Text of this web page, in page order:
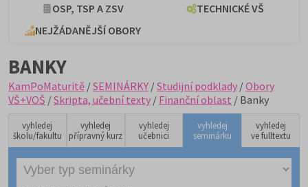
OSP, TSP A ZSV
TECHNICKÉ VŠ
NEJŽÁDANĚJŠÍ OBORY
BANKY
KamPoMaturitě /SEMINÁRKY /Studijní podklady /Obory
VŠ+VOŠ /Skripta, učební texty / Finanční oblast / Banky
vyhledej
školu/fakultu
vyhledej
přípravný kurz
vyhledej
učebnici
vyhledej
seminárku
vyhledej
ve fulltextu